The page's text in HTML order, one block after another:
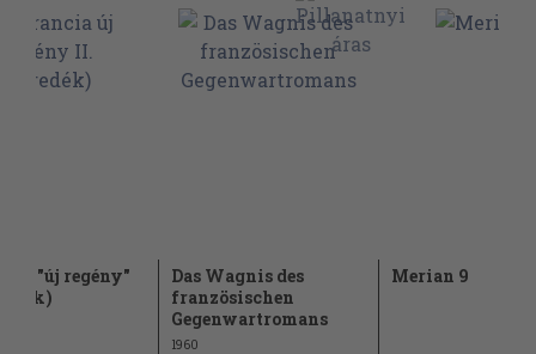
"új regény"
Das Wagnis des
französischen
Gegenwartromans
1960
Merian 9